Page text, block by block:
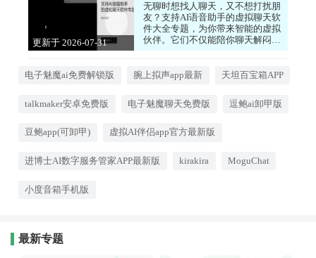
更新于 2026-07-31
无聊时想找人聊天，又不想打扰朋
友？支持AI语音助手的虚拟聊天软
件大全专题，为你带来智能的虚拟
伙伴。它们不仅能陪你聊天解闷，
还能执行语音指令、查询信息、讲
来新奇的互动体验。感兴趣的小伙
电子魅魔ai免费解锁版 腕上拟声app最新 天坦百宝箱APP
talkmaker安卓免费版 电子魅魔聊天免费版 逗鲍ai卸甲版
豆鲍app(可卸甲) 虚拟AI伴侣app官方最新版
进博士AI数字服务管家APP最新版 kirakira MoguChat
小度音箱手机版
最新专题